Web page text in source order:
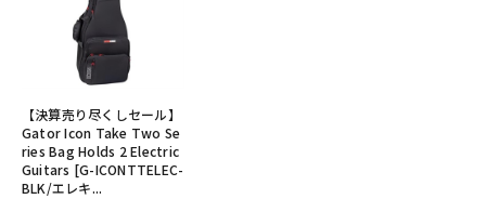
【決算売り尽くしセール】
Gator Icon Take Two Se
ries Bag Holds 2 Electric
Guitars [G-ICONTTELEC-
BLK/エレキ...